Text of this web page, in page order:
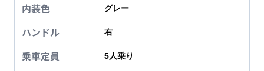
内装色 グレー
ハンドル 右
乗車定員 5人乗り